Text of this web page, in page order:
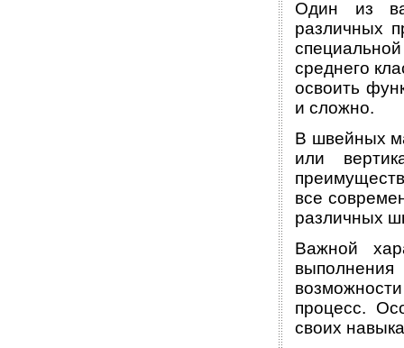
Один из
различных
среднего
освоить
и сложно.
В швейных
или
все
различных
Важной
выполнения
процесс.
своих